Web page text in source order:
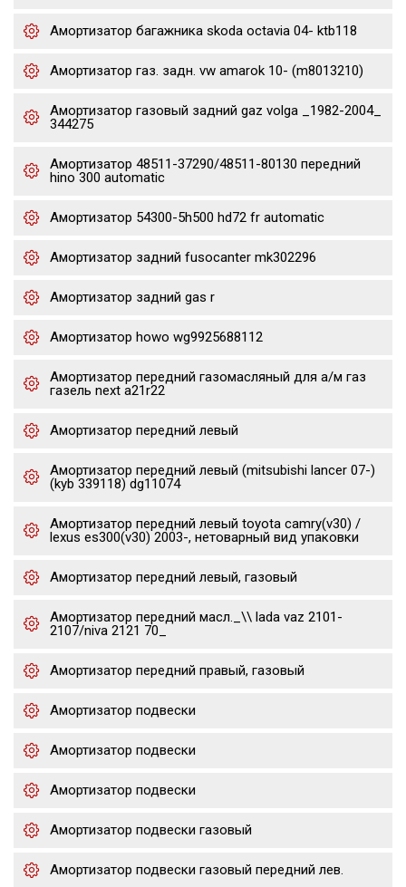
Амортизатор багажника skoda octavia 04- ktb118
Амортизатор газ. задн. vw amarok 10- (m8013210)
Амортизатор газовый задний gaz volga _1982-2004_
344275
Амортизатор 48511-37290/48511-80130 передний
hino 300 automatic
Амортизатор 54300-5h500 hd72 fr automatic
Амортизатор задний fusocanter mk302296
Амортизатор задний gas r
Амортизатор howo wg9925688112
Амортизатор передний газомасляный для а/м газ
газель next a21r22
Амортизатор передний левый
Амортизатор передний левый (mitsubishi lancer 07-)
(kyb 339118) dg11074
Амортизатор передний левый toyota camry(v30) /
lexus es300(v30) 2003-, нетоварный вид упаковки
Амортизатор передний левый, газовый
Амортизатор передний масл._\\ lada vaz 2101-
2107/niva 2121 70_
Амортизатор передний правый, газовый
Амортизатор подвески
Амортизатор подвески
Амортизатор подвески
Амортизатор подвески газовый
Амортизатор подвески газовый передний лев.